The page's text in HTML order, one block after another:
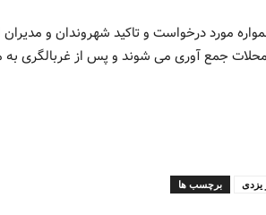
مورد درخواست و تاکید شهروندان و
جمع آوری می شوند و پس از غربالگری به
برچسب ها یزدی